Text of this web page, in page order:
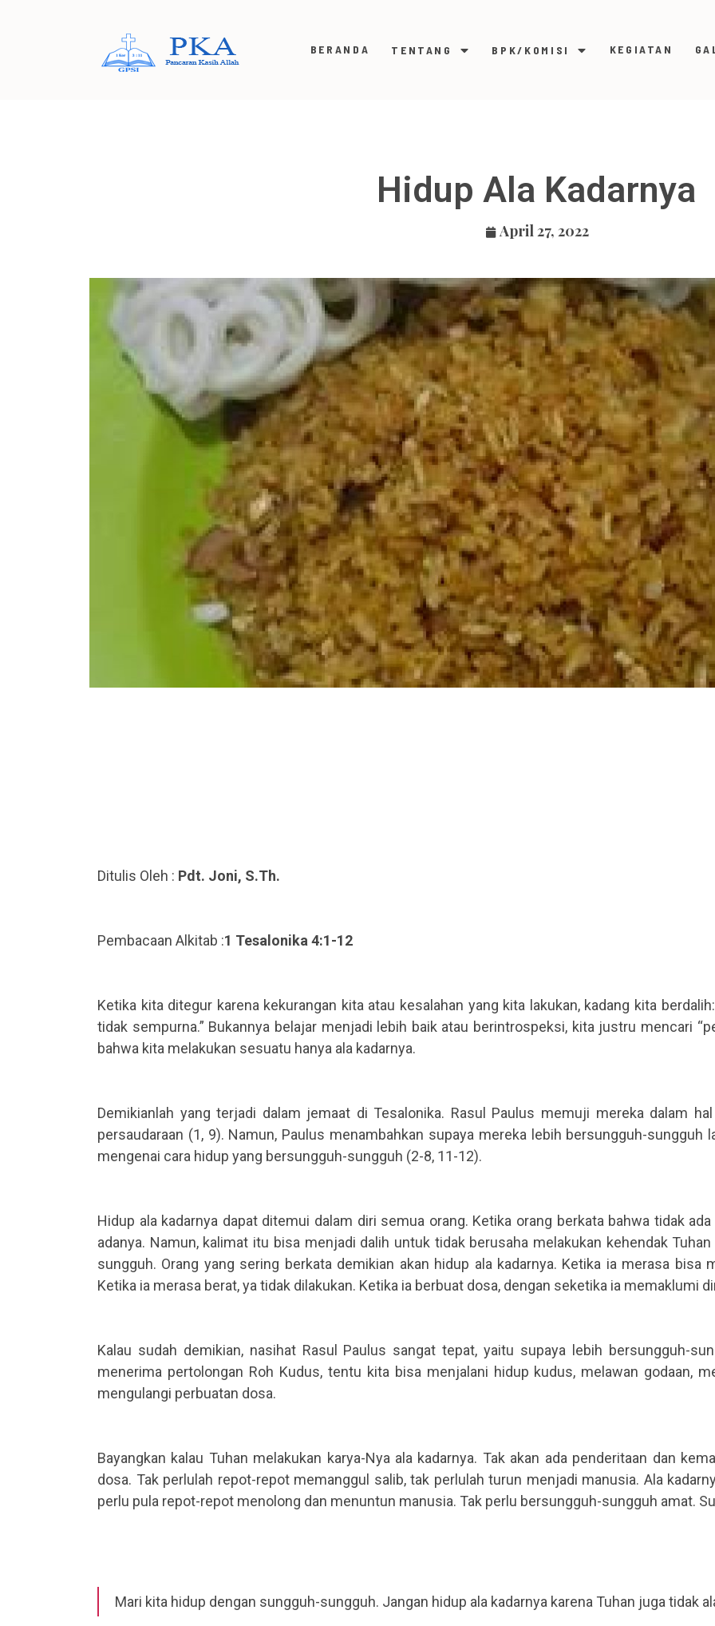
BERANDA TENTANG BPK/KOMISI KEGIATAN
Hidup Ala Kadarnya
April 27, 2022
Ditulis Oleh : Pdt. Joni, S.Th.
Pembacaan Alkitab :1 Tesalonika 4:1-12
Ketika kita ditegur karena kekurangan kita atau kesalahan yang kita lakukan, kadang kita
tidak sempurna.” Bukannya belajar menjadi lebih baik atau berintrospeksi, kita justru mencari
bahwa kita melakukan sesuatu hanya ala kadarnya.
Demikianlah yang terjadi dalam jemaat di Tesalonika. Rasul Paulus memuji mereka dalam
persaudaraan (1, 9). Namun, Paulus menambahkan supaya mereka lebih bersungguh-sungguh
mengenai cara hidup yang bersungguh-sungguh (2-8, 11-12).
Hidup ala kadarnya dapat ditemui dalam diri semua orang. Ketika orang berkata bahwa tidak
adanya. Namun, kalimat itu bisa menjadi dalih untuk tidak berusaha melakukan kehendak
sungguh. Orang yang sering berkata demikian akan hidup ala kadarnya. Ketika ia merasa bisa
Ketika ia merasa berat, ya tidak dilakukan. Ketika ia berbuat dosa, dengan seketika ia memaklumi
Kalau sudah demikian, nasihat Rasul Paulus sangat tepat, yaitu supaya lebih bersungguh-
menerima pertolongan Roh Kudus, tentu kita bisa menjalani hidup kudus, melawan godaan,
mengulangi perbuatan dosa.
Bayangkan kalau Tuhan melakukan karya-Nya ala kadarnya. Tak akan ada penderitaan dan
dosa. Tak perlulah repot-repot memanggul salib, tak perlulah turun menjadi manusia. Ala
perlu pula repot-repot menolong dan menuntun manusia. Tak perlu bersungguh-sungguh amat.
Mari kita hidup dengan sungguh-sungguh. Jangan hidup ala kadarnya karena Tuhan juga tidak